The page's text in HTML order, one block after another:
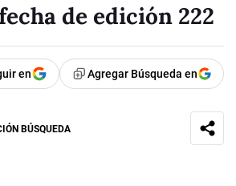
de edición 222
en Agregar Búsqueda en
BÚSQUEDA